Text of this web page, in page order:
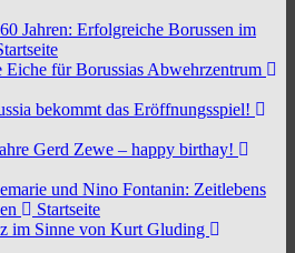
Jahren: Erfolgreiche Borussen im
Eiche für Borussias Abwehrzentrum
bekommt das Eröffnungsspiel!
Gerd Zewe – happy birthay!
und Nino Fontanin: Zeitlebens
Startseite
im Sinne von Kurt Gluding